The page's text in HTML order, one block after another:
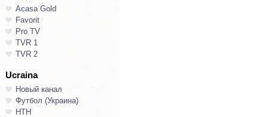
Acasa Gold
Favorit
Pro TV
TVR 1
TVR 2
Ucraina
Новый канал
Футбол (Украина)
НТН